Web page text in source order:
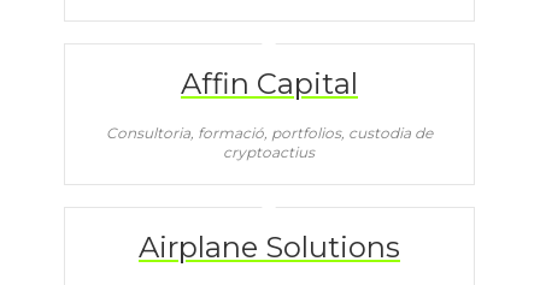
Affin Capital
Consultoria, formació, portfolios, custodia de
cryptoactius
Airplane Solutions